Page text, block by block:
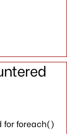
for foreach()